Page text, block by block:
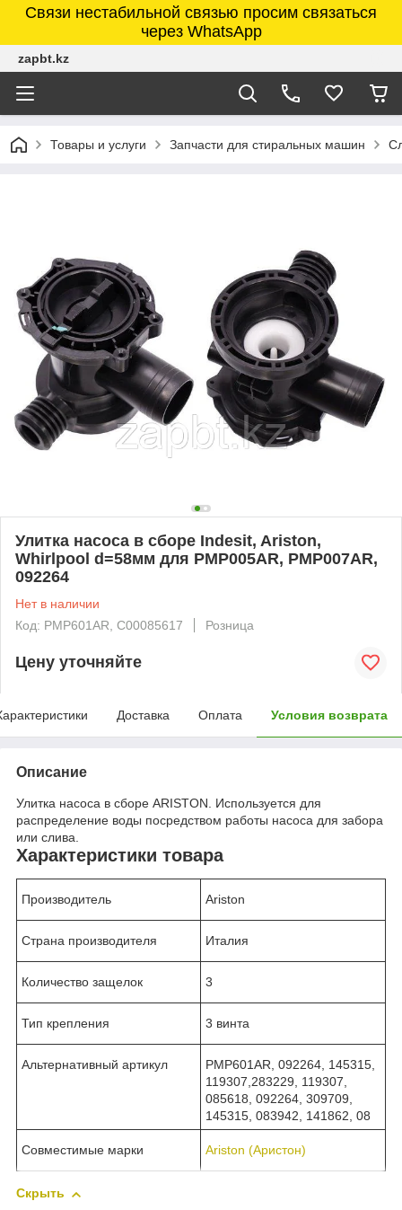
Связи нестабильной связью просим связаться
через WhatsApp
zapbt.kz
Товары и услуги Запчасти для стиральных машин
Улитка насоса в сборе Indesit, Ariston,
Whirlpool d=58мм для PMP005AR, PMP007AR,
092264
Нет в наличии
Код: PMP601AR, С00085617
Розница
Цену уточняйте
Доставка Оплата Условия возврата
Описание
Улитка насоса в сборе ARISTON. Используется для
распределение воды посредством работы насоса для забора
или слива.
Характеристики товара
Производитель Ariston
Страна производителя Италия
Количество защелок 3
Тип крепления 3 винта
Альтернативный артикул
PMP601AR, 092264, 145315,
119307,283229, 119307,
085618, 092264, 309709,
145315, 083942, 141862, 08
Совместимые марки Ariston (Аристон)
Скрыть